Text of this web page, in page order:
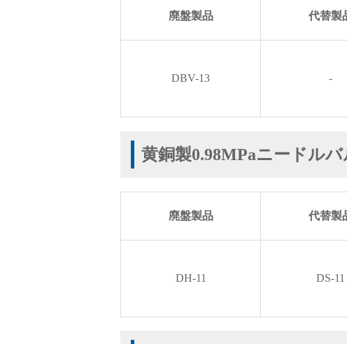
Corporate Blog
採用情報
廃盤製品 代替製
DBV-13 -
黄銅製0.98MPaニードル
廃盤製品 代替製
DH-11 DS-11